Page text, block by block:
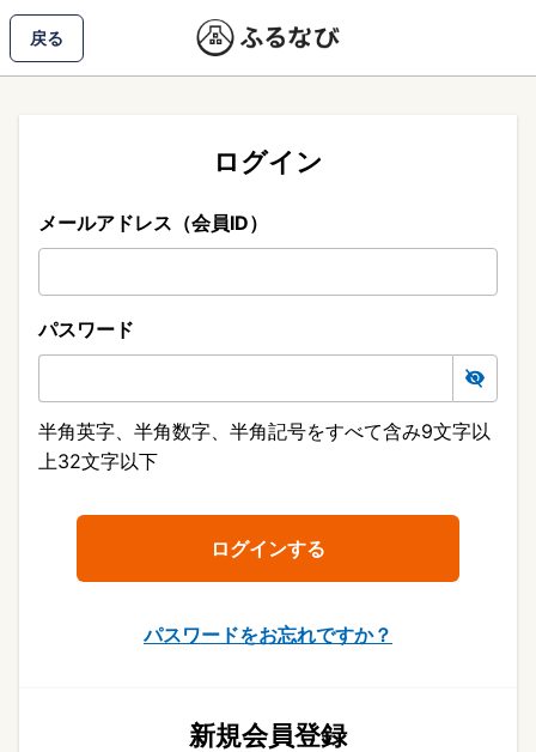
戻る
ログイン
メールアドレス（会員ID）
パスワード
半角英字、半角数字、半角記号をすべて含み9文字以
上32文字以下
パスワードをお忘れですか？
新規会員登録